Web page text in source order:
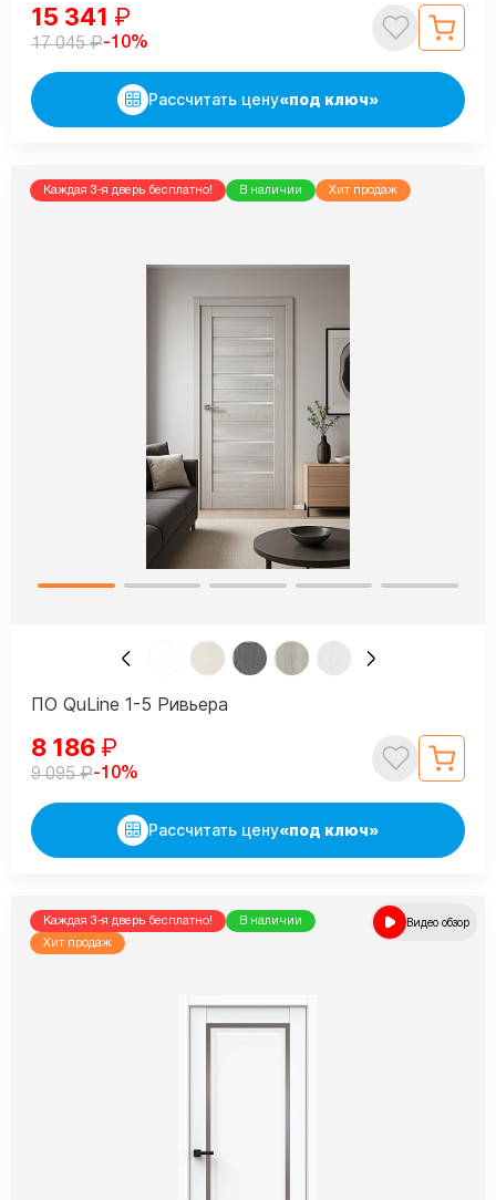
15 341 ₽
17 045₽-10%
Рассчитать цену«под ключ»
Каждая 3-я дверь бесплатно! В наличии Хит продаж
ПО QuLine 1-5 Ривьера
8 186 ₽
9 095₽-10%
Рассчитать цену«под ключ»
Каждая 3-я дверь бесплатно!
В наличии
Хит продаж
Видео обзор